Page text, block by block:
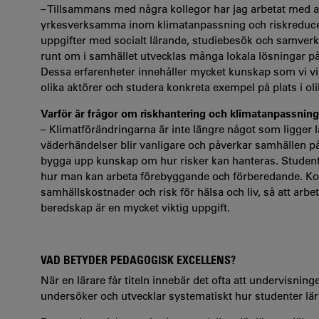
– Tillsammans med några kollegor har jag arbetat
yrkesverksamma inom klimatanpassning och
uppgifter med socialt lärande, studiebesök och
runt om i samhället utvecklas många lokala lösningar
Dessa erfarenheter innehåller mycket kunskap som vi
olika aktörer och studera konkreta exempel på plats i
Varför är frågor om riskhantering och klimatanpassning
– Klimatförändringarna är inte längre något som ligger
väderhändelser blir vanligare och påverkar samhällen
bygga upp kunskap om hur risker kan hanteras.
hur man kan arbeta förebyggande och förberedande.
samhällskostnader och risk för hälsa och liv, så att
beredskap är en mycket viktig uppgift.
VAD BETYDER PEDAGOGISK EXCELLENS?
När en lärare får titeln innebär det ofta att
undersöker och utvecklar systematiskt hur studenter